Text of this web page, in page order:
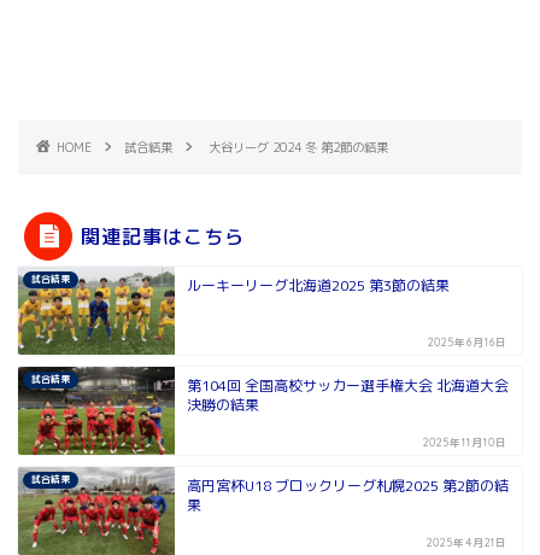
HOME 試合結果 大谷リーグ 2024 冬 第2節の結果
関連記事はこちら
試合結果 ルーキーリーグ北海道2025 第3節の結果
2025年6月16日
試合結果
第104回 全国高校サッカー選手権大会 北海道大会
決勝の結果
2025年11月10日
試合結果
高円宮杯U18 ブロックリーグ札幌2025 第2節の結
果
2025年4月21日